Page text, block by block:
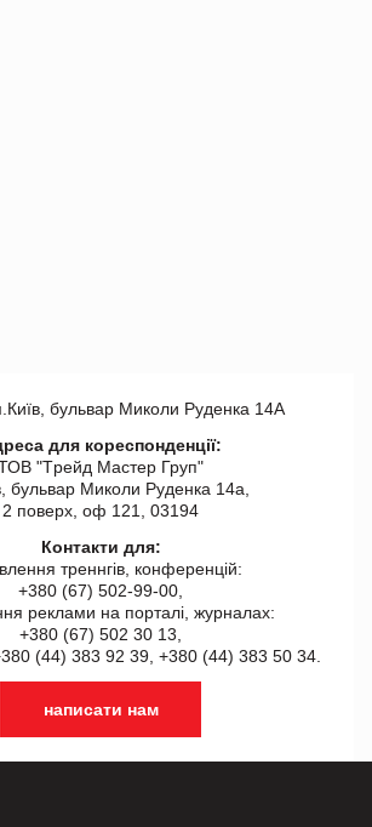
бульвар Миколи Руденка 14А
для кореспонденції:
"Tрейд Мастер Груп"
бульвар Миколи Руденка 14а,
2 поверх, оф 121, 03194
Контакти для:
треннгів, конференцій:
+380 (67) 502-99-00,
реклами на порталі, журналах:
+380 (67) 502 30 13,
(44) 383 92 39, +380 (44) 383 50 34.
написати нам